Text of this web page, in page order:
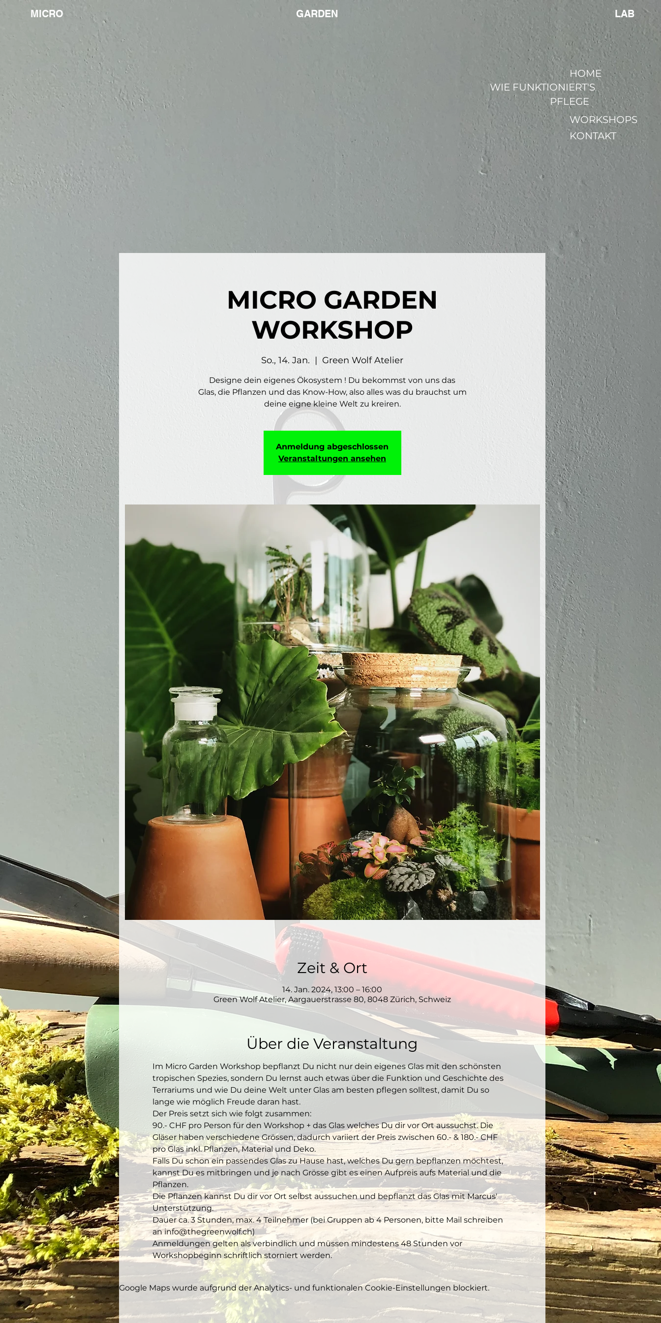
MICRO GARDEN LAB
HOME
MICRO GARDEN
WORKSHOP
So., 14. Jan.
  |
Green Wolf Atelier
Designe dein eigenes Ökosystem ! Du bekommst von uns das
Glas, die Pflanzen und das Know-How, also alles was du brauchst um
deine eigne kleine Welt zu kreiren.
Anmeldung abgeschlossen
Veranstaltungen ansehen
Zeit & Ort
14. Jan. 2024, 13:00 – 16:00
Green Wolf Atelier, Aargauerstrasse 80, 8048 Zürich, Schweiz
Über die Veranstaltung
Im Micro Garden Workshop bepflanzt Du nicht nur dein eigenes Glas mit den schönsten
tropischen Spezies, sondern Du lernst auch etwas über die Funktion und Geschichte des
Terrariums und wie Du deine Welt unter Glas am besten pflegen solltest, damit Du so
lange wie möglich Freude daran hast.
Der Preis setzt sich wie folgt zusammen:
90.- CHF pro Person für den Workshop + das Glas welches Du dir vor Ort aussuchst. Die
Gläser haben verschiedene Grössen, dadurch variiert der Preis zwischen 60.- & 180.- CHF
pro Glas inkl. Pflanzen, Material und Deko.
Falls Du schon ein passendes Glas zu Hause hast, welches Du gern bepflanzen möchtest,
kannst Du es mitbringen und je nach Grösse gibt es einen Aufpreis aufs Material und die
Pflanzen.
Die Pflanzen kannst Du dir vor Ort selbst aussuchen und bepflanzt das Glas mit Marcus'
Unterstützung.
Dauer ca. 3 Stunden, max. 4 Teilnehmer (bei Gruppen ab 4 Personen, bitte Mail schreiben
an info@thegreenwolf.ch)
Anmeldungen gelten als verbindlich und müssen mindestens 48 Stunden vor
Workshopbeginn schriftlich storniert werden.
Google Maps wurde aufgrund der Analytics- und funktionalen Cookie-Einstellungen blockiert.
WIE FUNKTIONIERT'S
PFLEGE
KONTAKT
WORKSHOPS